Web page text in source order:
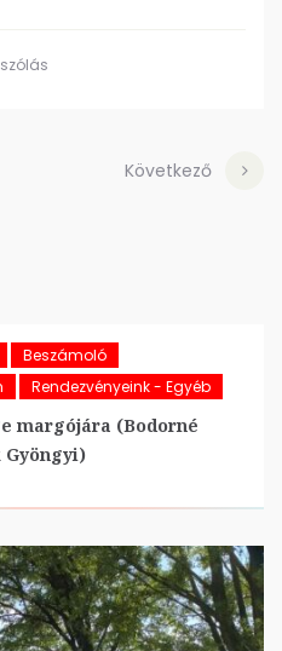
Következő
Beszámoló
Rendezvényeink - Egyéb
margójára (Bodorné
Gyöngyi)